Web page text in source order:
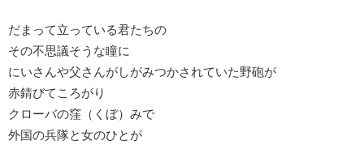
だまって立っている君たちの
その不思議そうな瞳に
にいさんや父さんがしがみつかされていた野砲が
赤錆びてころがり
クローバの窪（くぼ）みで
外国の兵隊と女のひとが